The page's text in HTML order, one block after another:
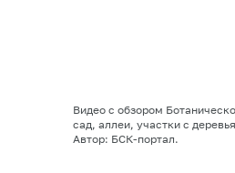
Видео с обзором
сад, аллеи, участки с
Автор: БСК-портал.